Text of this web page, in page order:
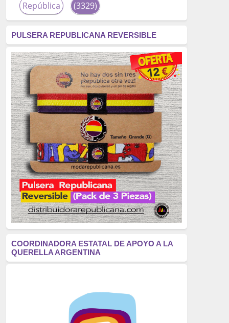
República
(3329)
fascismo
(2677)
tardofranquismo
(2320)
Actualidad
(2319)
monarquía
(2253)
borbones
(2176)
Cultura
(2163)
Guerra
(1674)
genocidio
(1234)
mujer
(1070)
Eventos
(914)
Crímenes del franquismo
(721)
(699)
PULSERA REPUBLICANA REVERSIBLE
COORDINADORA ESTATAL DE APOYO A LA
QUERELLA ARGENTINA